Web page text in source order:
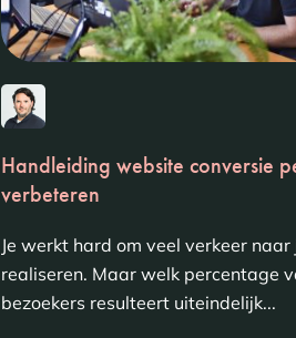
Handleiding website conversie
verbeteren
Je werkt hard om veel verkeer
realiseren. Maar welk percentage
bezoekers resulteert uiteindelijk...